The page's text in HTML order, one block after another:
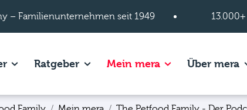
– Familienunternehmen seit 1949
Hundefutter page.
Show subpages of Katzenfutter page.
RatgeberShow subpages of Ratgeber page.
Mein meraShow subpages
Über mera